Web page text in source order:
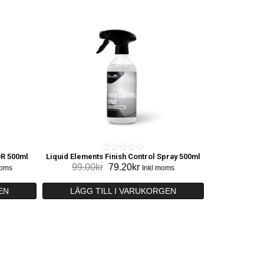
500ml
0
o
t
Liquid Elements Finish Control Spray 500ml
99.00kr Det
priset
var:
79.20krDet
priset
är:
Inkl moms
LÄGG TILL I VARUKORGEN